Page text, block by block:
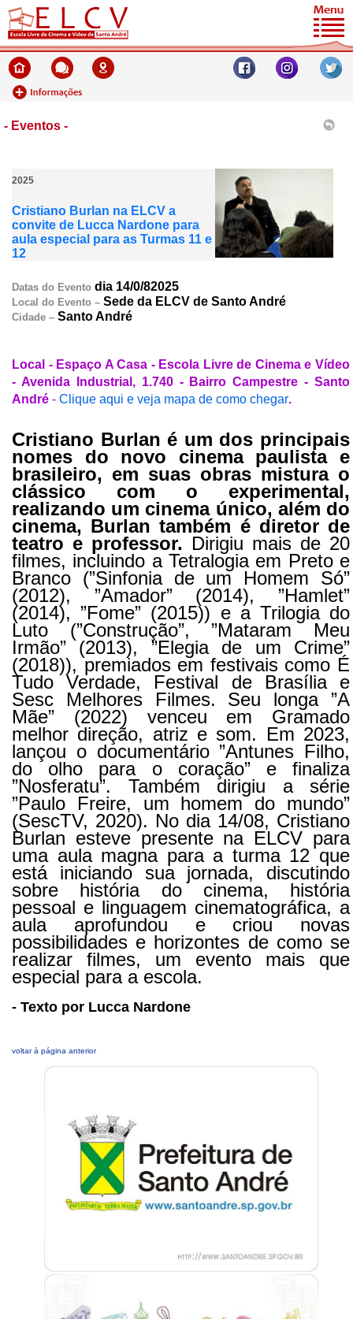
- Eventos -
2025
Cristiano Burlan na ELCV a
convite de Lucca Nardone para
aula especial para as Turmas 11 e
12
Datas do Evento dia 14/0/82025
Local do Evento – Sede da ELCV de Santo André
Cidade – Santo André
Local - Espaço A Casa - Escola Livre de Cinema e Vídeo
- Avenida Industrial, 1.740 - Bairro Campestre - Santo
André - Clique aqui e veja mapa de como chegar.
Cristiano Burlan é um dos principais
nomes do novo cinema paulista e
brasileiro, em suas obras mistura o
clássico com o experimental,
realizando um cinema único, além do
cinema, Burlan também é diretor de
teatro e professor. Dirigiu mais de 20
filmes, incluindo a Tetralogia em Preto e
Branco (”Sinfonia de um Homem Só”
(2012), ”Amador” (2014), ”Hamlet”
(2014), ”Fome” (2015)) e a Trilogia do
Luto (”Construção”, ”Mataram Meu
Irmão” (2013), ”Elegia de um Crime”
(2018)), premiados em festivais como É
Tudo Verdade, Festival de Brasília e
Sesc Melhores Filmes. Seu longa ”A
Mãe” (2022) venceu em Gramado
melhor direção, atriz e som. Em 2023,
lançou o documentário ”Antunes Filho,
do olho para o coração” e finaliza
”Nosferatu”. Também dirigiu a série
”Paulo Freire, um homem do mundo”
(SescTV, 2020). No dia 14/08, Cristiano
Burlan esteve presente na ELCV para
uma aula magna para a turma 12 que
está iniciando sua jornada, discutindo
sobre história do cinema, história
pessoal e linguagem cinematográfica, a
aula aprofundou e criou novas
possibilidades e horizontes de como se
realizar filmes, um evento mais que
especial para a escola.
- Texto por Lucca Nardone
voltar à página anterior